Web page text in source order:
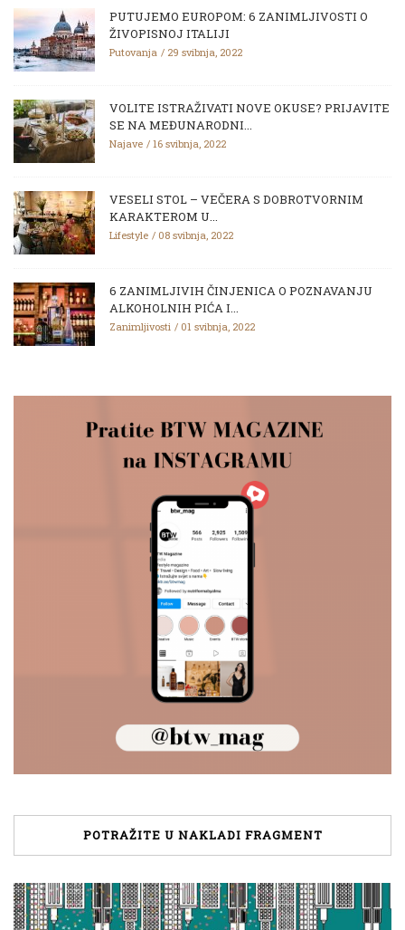
PUTUJEMO EUROPOM: 6 ZANIMLJIVOSTI O
ŽIVOPISNOJ ITALIJI
Putovanja 29 svibnja, 2022
VOLITE ISTRAŽIVATI NOVE OKUSE? PRIJAVITE
SE NA MEĐUNARODNI...
Najave 16 svibnja, 2022
VESELI STOL – VEČERA S DOBROTVORNIM
KARAKTEROM U...
Lifestyle 08 svibnja, 2022
6 ZANIMLJIVIH ČINJENICA O POZNAVANJU
ALKOHOLNIH PIĆA I...
Zanimljivosti 01 svibnja, 2022
POTRAŽITE U NAKLADI FRAGMENT